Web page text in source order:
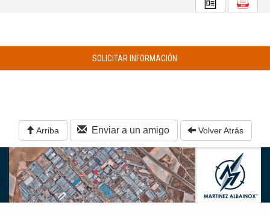
SOLICITAR INFORMACIÓN
Arriba Enviar a un amigo Volver Atrás